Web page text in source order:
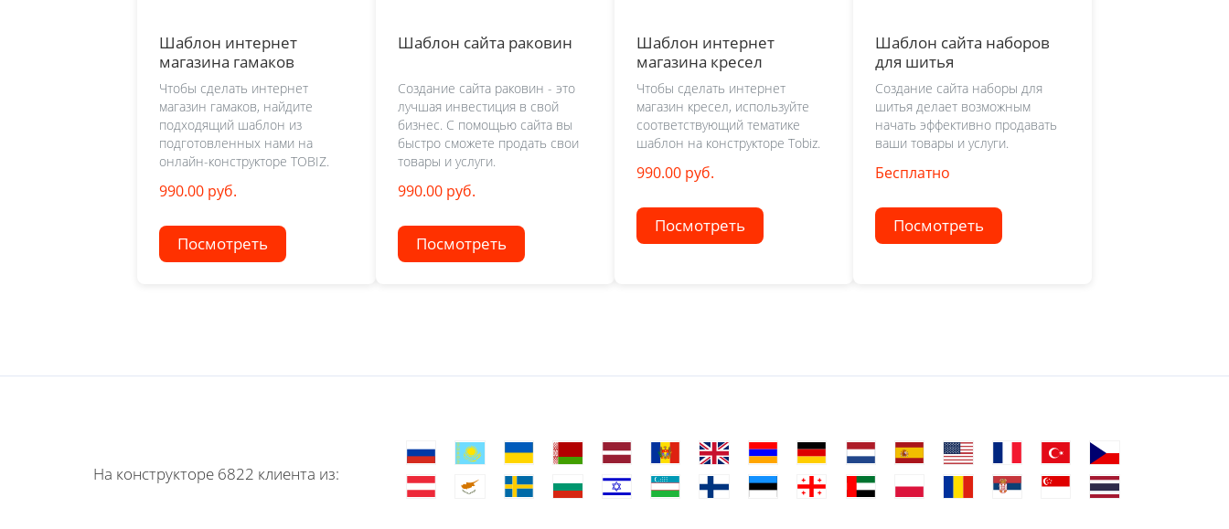
Шаблон интернет
магазина гамаков
Чтобы сделать интернет
магазин гамаков, найдите
подходящий шаблон из
подготовленных нами на
онлайн-конструкторе TOBIZ.
990.00 руб.
Посмотреть
Шаблон сайта раковин
Создание сайта раковин - это
лучшая инвестиция в свой
бизнес. С помощью сайта вы
быстро сможете продать свои
товары и услуги.
990.00 руб.
Посмотреть
Шаблон интернет
магазина кресел
Чтобы сделать интернет
магазин кресел, используйте
соответствующий тематике
шаблон на конструкторе Tobiz.
990.00 руб.
Посмотреть
Шаблон сайта наборов
для шитья
Создание сайта наборы для
шитья делает возможным
начать эффективно продавать
ваши товары и услуги.
Бесплатно
Посмотреть
На конструкторе 6822 клиента из: